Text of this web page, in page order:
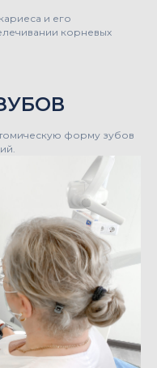
и его
корневых
форму зубов